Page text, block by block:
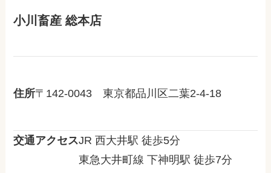
小川畜産 総本店
住所〒142-0043 東京都品川区二葉2-4-18
交通アクセスJR 西大井駅 徒歩5分
東急大井町線 下神明駅 徒歩7分